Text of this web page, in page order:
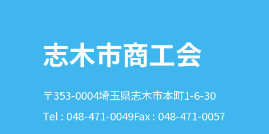
志木市商工会
〒353-0004埼玉県志木市本町1-6-30
Tel : 048-471-0049Fax : 048-471-0057